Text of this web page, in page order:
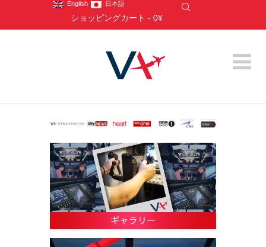
English 日本語
ショッピングカート - 0¥